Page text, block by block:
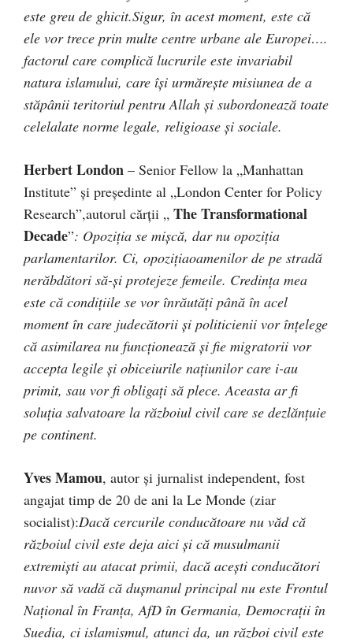
este greu de ghicit.Sigur, în acest moment, este că
ele vor trece prin multe centre urbane ale Europei….
factorul care complică lucrurile este invariabil
natura islamului, care îşi urmăreşte misiunea de a
stăpânii teritoriul pentru Allah şi subordonează toate
celelalate norme legale, religioase şi sociale.
Herbert London – Senior Fellow la „Manhattan
Institute” şi preşedinte al „London Center for Policy
Research”,autorul cărţii „ The Transformational
Decade”: Opoziţia se mişcă, dar nu opoziţia
parlamentarilor. Ci, opoziţiaoamenilor de pe stradă
nerăbdători să-şi protejeze femeile. Credinţa mea
este că condiţiile se vor înrăutăţi până în acel
moment în care judecătorii şi politicienii vor înţelege
că asimilarea nu funcţionează şi fie migratorii vor
accepta legile şi obiceiurile naţiunilor care i-au
primit, sau vor fi obligaţi să plece. Aceasta ar fi
soluţia salvatoare la războiul civil care se dezlănţuie
pe continent.
Yves Mamou, autor şi jurnalist independent, fost
angajat timp de 20 de ani la Le Monde (ziar
socialist):Dacă cercurile conducătoare nu văd că
războiul civil este deja aici şi că musulmanii
extremişti au atacat primii, dacă aceşti conducători
nuvor să vadă că duşmanul principal nu este Frontul
Naţional în Franţa, AfD în Germania, Democraţii în
Suedia, ci islamismul, atunci da, un război civil este